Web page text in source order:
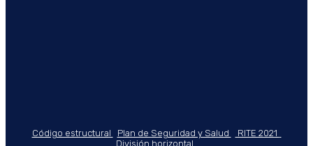
Código estructural Plan de Seguridad y Salud
RITE 2021
División horizontal